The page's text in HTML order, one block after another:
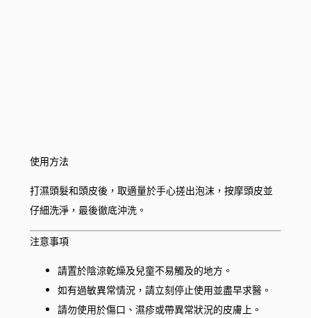
使用方法
打濕頭髮和頭皮後，取適量於手心搓出泡沫，按摩頭皮並
仔細洗淨，最後徹底沖洗。
注意事項
請置於陰涼乾燥及兒童不易觸及的地方。
如有過敏異常情況，請立刻停止使用並盡早求醫。
請勿使用於傷口、濕疹或帶異常狀況的皮膚上。